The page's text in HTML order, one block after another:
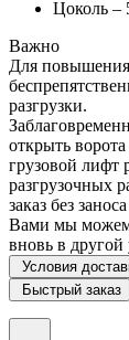
Цоколь –
Важно
Для повышения
разгрузки.
открыть
грузовой лифт
разгрузочных
заказ без
Вами мы можем
вновь в
Условия
Быстрый заказ